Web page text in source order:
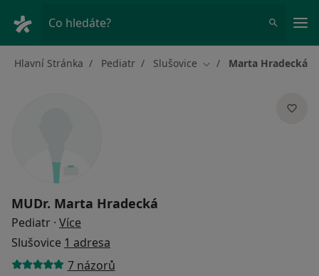
Co hledáte?
Hlavní Stránka Pediatr Slušovice Změna města
Marta Hradecká
MUDr. Marta Hradecká
Pediatr · Více
Slušovice 1 adresa
7 názorů